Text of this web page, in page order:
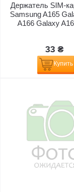
Держатель SIM-
Samsung A165
A166 Galaxy
33 ₴
Купить